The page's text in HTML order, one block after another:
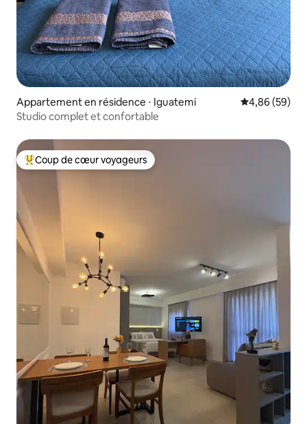
Appartement en résidence ⋅ Iguatemi Évaluation
4,86 (59)
Studio complet et confortable
Coups de cœur voyageurs les plus appréciés
Coup de cœur voyageurs